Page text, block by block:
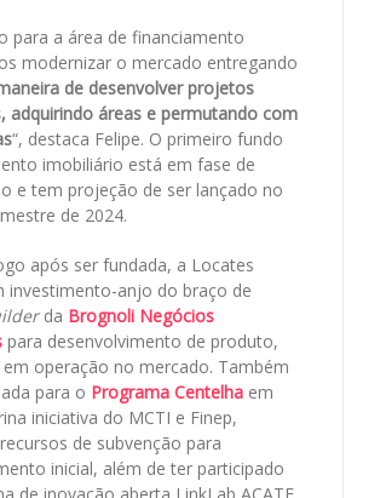
para a área de financiamento
modernizar o mercado entregando
de desenvolver projetos
adquirindo áreas e permutando com
“, destaca Felipe. O primeiro fundo
imobiliário está em fase de
e tem projeção de ser lançado no
de 2024.
após ser fundada, a Locates
investimento-anjo do braço de
da Brognoli Negócios
para desenvolvimento de produto,
operação no mercado. Também
para o Programa Centelha em
iniciativa do MCTI e Finep,
de subvenção para
inicial, além de ter participado
de inovação aberta LinkLab ACATE